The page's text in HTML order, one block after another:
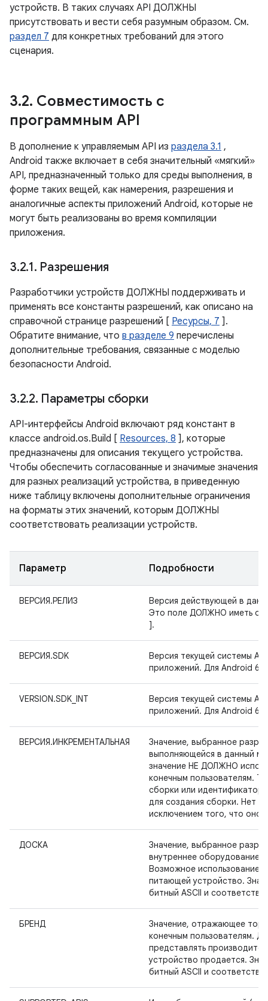
устройств. В таких случаях API ДОЛЖНЫ
присутствовать и вести себя разумным образом. См.
раздел 7 для конкретных требований для этого
сценария.
3.2. Совместимость с
программным API
В дополнение к управляемым API из раздела 3.1 ,
Android также включает в себя значительный «мягкий»
API, предназначенный только для среды выполнения, в
форме таких вещей, как намерения, разрешения и
аналогичные аспекты приложений Android, которые не
могут быть реализованы во время компиляции
приложения.
3.2.1. Разрешения
Разработчики устройств ДОЛЖНЫ поддерживать и
применять все константы разрешений, как описано на
справочной странице разрешений [ Ресурсы, 7 ].
Обратите внимание, что в разделе 9 перечислены
дополнительные требования, связанные с моделью
безопасности Android.
3.2.2. Параметры сборки
API-интерфейсы Android включают ряд констант в
классе android.os.Build [ Resources, 8 ], которые
предназначены для описания текущего устройства.
Чтобы обеспечить согласованные и значимые значения
для разных реализаций устройства, в приведенную
ниже таблицу включены дополнительные ограничения
на форматы этих значений, которым ДОЛЖНЫ
соответствовать реализации устройств.
Параметр Подробности
ВЕРСИЯ.РЕЛИЗ
Версия действующей в
Это поле ДОЛЖНО иметь
].
ВЕРСИЯ.SDK
Версия текущей системы
приложений. Для Android
VERSION.SDK_INT
Версия текущей системы
приложений. Для Android
ВЕРСИЯ.ИНКРЕМЕНТАЛЬНАЯ
Значение, выбранное
выполняющейся в данный
значение НЕ ДОЛЖНО
конечным пользователям.
сборки или идентификатор
для создания сборки. Нет
исключением того, что
ДОСКА
Значение, выбранное
внутреннее оборудование,
Возможное использование
питающей устройство.
битный ASCII и
БРЕНД
Значение, отражающее
конечным пользователям.
представлять
устройство продается.
битный ASCII и